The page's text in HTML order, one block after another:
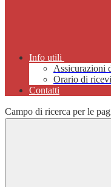
Info utili
Assicurazioni
Orario di
Contatti
Campo di ricerca per le